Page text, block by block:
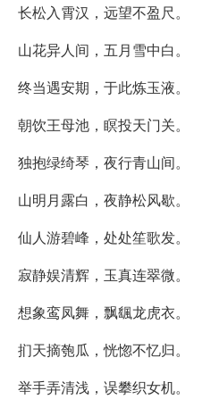
长松入霄汉，远望不盈尺。
山花异人间，五月雪中白。
终当遇安期，于此炼玉液。
朝饮王母池，瞑投天门关。
独抱绿绮琴，夜行青山间。
山明月露白，夜静松风歇。
仙人游碧峰，处处笙歌发。
寂静娱清辉，玉真连翠微。
想象鸾凤舞，飘颻龙虎衣。
扪天摘匏瓜，恍惚不忆归。
举手弄清浅，误攀织女机。